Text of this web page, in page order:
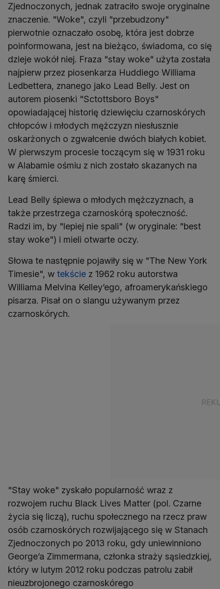
Zjednoczonych, jednak zatraciło swoje oryginalne
znaczenie. "Woke", czyli "przebudzony"
pierwotnie oznaczało osobę, która jest dobrze
poinformowana, jest na bieżąco, świadoma, co się
dzieje wokół niej. Fraza "stay woke" użyta została
najpierw przez piosenkarza Huddiego Williama
Ledbettera, znanego jako Lead Belly. Jest on
autorem piosenki "Sctottsboro Boys"
opowiadającej historię dziewięciu czarnoskórych
chłopców i młodych mężczyzn niesłusznie
oskarżonych o zgwałcenie dwóch białych kobiet.
W pierwszym procesie toczącym się w 1931 roku
w Alabamie ośmiu z nich zostało skazanych na
karę śmierci.
Lead Belly śpiewa o młodych mężczyznach, a
także przestrzega czarnoskórą społeczność.
Radzi im, by "lepiej nie spali" (w oryginale: "best
stay woke") i mieli otwarte oczy.
Słowa te następnie pojawiły się w "The New York
Timesie", w tekście z 1962 roku autorstwa
Williama Melvina Kelley’ego, afroamerykańskiego
pisarza. Pisał on o slangu używanym przez
czarnoskórych.
"Stay woke" zyskało popularność wraz z
rozwojem ruchu Black Lives Matter (pol. Czarne
życia się liczą), ruchu społecznego na rzecz praw
osób czarnoskórych rozwijającego się w Stanach
Zjednoczonych po 2013 roku, gdy uniewinniono
George’a Zimmermana, członka straży sąsiedzkiej,
który w lutym 2012 roku podczas patrolu zabił
nieuzbrojonego czarnoskórego